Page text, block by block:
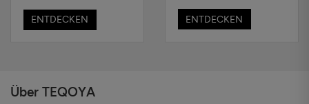
ENTDECKEN ENTDECKEN
Über TEQOYA